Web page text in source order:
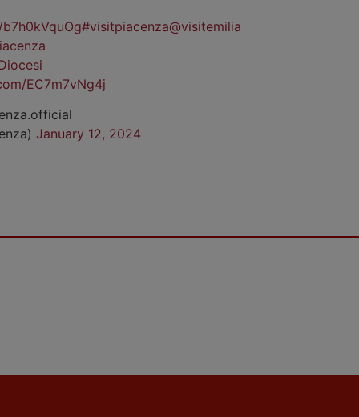
#visitpiacenza@visitemilia
EC7m7vNg4j
January 12, 2024